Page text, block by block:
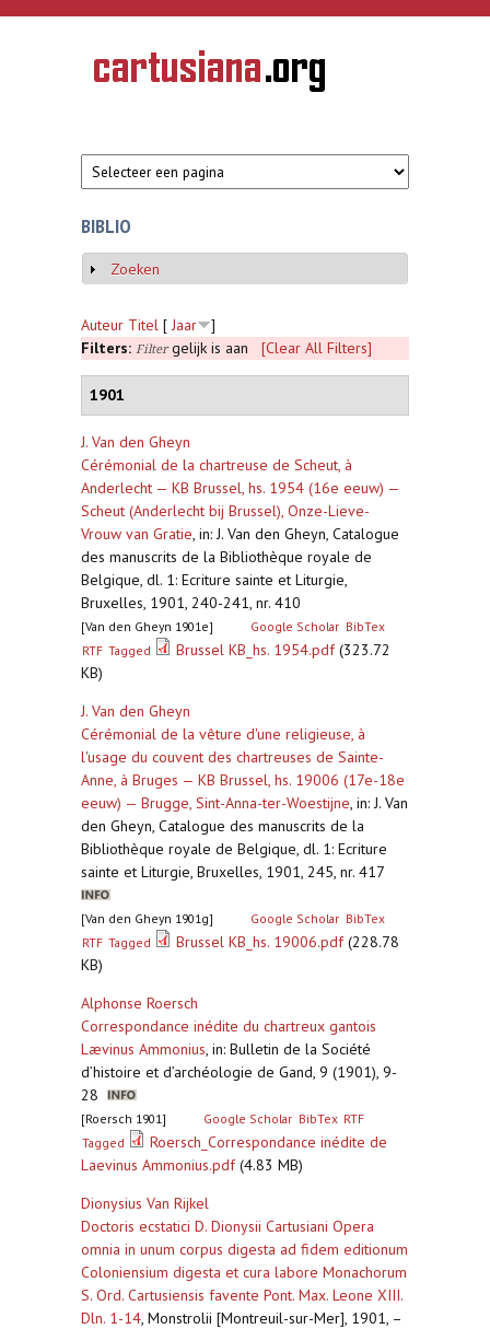
Overslaan en naar de inhoud gaan
CARTUSIANA
Geschiedenis
van de
BIBLIO
Weergeven
Zoeken
Auteur Titel [ Jaar
]
Filters: Filtergelijk is aan [Clear All Filters]
1901
J. Van den Gheyn
Cérémonial de la chartreuse de Scheut, à
Anderlecht — KB Brussel, hs. 1954 (16e eeuw) —
Scheut (Anderlecht bij Brussel), Onze-Lieve-
Vrouw van Gratie, in: J. Van den Gheyn, Catalogue
des manuscrits de la Bibliothèque royale de
Belgique, dl. 1: Ecriture sainte et Liturgie,
Bruxelles, 1901, 240-241, nr. 410
[Van den Gheyn 1901e] Google Scholar BibTex
RTF Tagged Brussel KB_hs. 1954.pdf(323.72
KB)
J. Van den Gheyn
Cérémonial de la vêture d'une religieuse, à
l'usage du couvent des chartreuses de Sainte-
Anne, à Bruges — KB Brussel, hs. 19006 (17e-18e
eeuw) — Brugge, Sint-Anna-ter-Woestijne, in: J. Van
den Gheyn, Catalogue des manuscrits de la
Bibliothèque royale de Belgique, dl. 1: Ecriture
sainte et Liturgie, Bruxelles, 1901, 245, nr. 417
[Van den Gheyn 1901g] Google Scholar BibTex
RTF Tagged Brussel KB_hs. 19006.pdf(228.78
KB)
Alphonse Roersch
Correspondance inédite du chartreux gantois
Lævinus Ammonius, in: Bulletin de la Société
d’histoire et d’archéologie de Gand, 9 (1901), 9-
28
[Roersch 1901] Google Scholar BibTex RTF
Tagged
Roersch_Correspondance inédite de
Laevinus Ammonius.pdf(4.83 MB)
Dionysius Van Rijkel
Doctoris ecstatici D. Dionysii Cartusiani Opera
omnia in unum corpus digesta ad fidem editionum
Coloniensium digesta et cura labore Monachorum
S. Ord. Cartusiensis favente Pont. Max. Leone XIII.
Dln. 1-14, Monstrolii [Montreuil-sur-Mer], 1901, –